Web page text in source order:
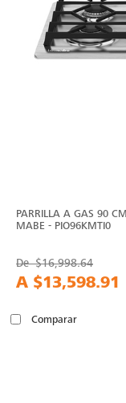
PARRILLA A GAS 90
MABE - PIO96KMTI0
De$16,998.64
A $13,598.91
Comparar